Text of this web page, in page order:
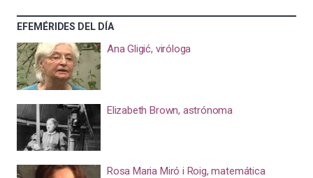
EFEMÉRIDES DEL DÍA
Ana Gligić, viróloga
Elizabeth Brown, astrónoma
Rosa Maria Miró i Roig, matemática